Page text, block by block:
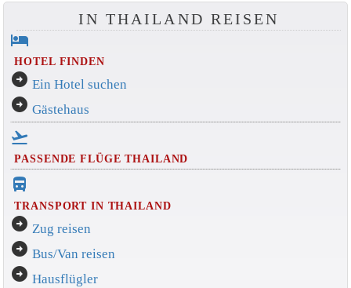
IN THAILAND REISEN
hotel
HOTEL FINDEN
arrow_circle_right Ein Hotel suchen
arrow_circle_right Gästehaus
flight_takeoff
PASSENDE FLÜGE THAILAND
directions_bus_filled
TRANSPORT IN THAILAND
arrow_circle_right Zug reisen
arrow_circle_right Bus/Van reisen
arrow_circle_right Hausflügler